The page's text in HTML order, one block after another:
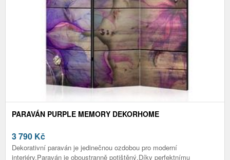
PARAVÁN PURPLE MEMORY DEKORHOME
3 790 Kč
Dekorativní paraván je jedinečnou ozdobou pro moderní
interiéry.Paraván je oboustranně potištěný.Díky perfektnímu